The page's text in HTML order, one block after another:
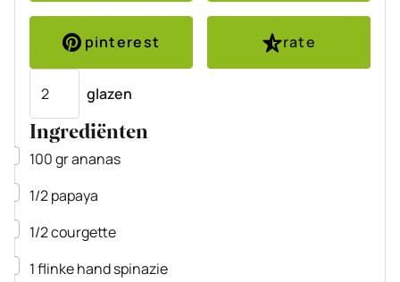
pinterest
rate
glazen
Ingrediënten
▢
100grananas
▢
1/2papaya
▢
1/2courgette
▢
1flinke handspinazie